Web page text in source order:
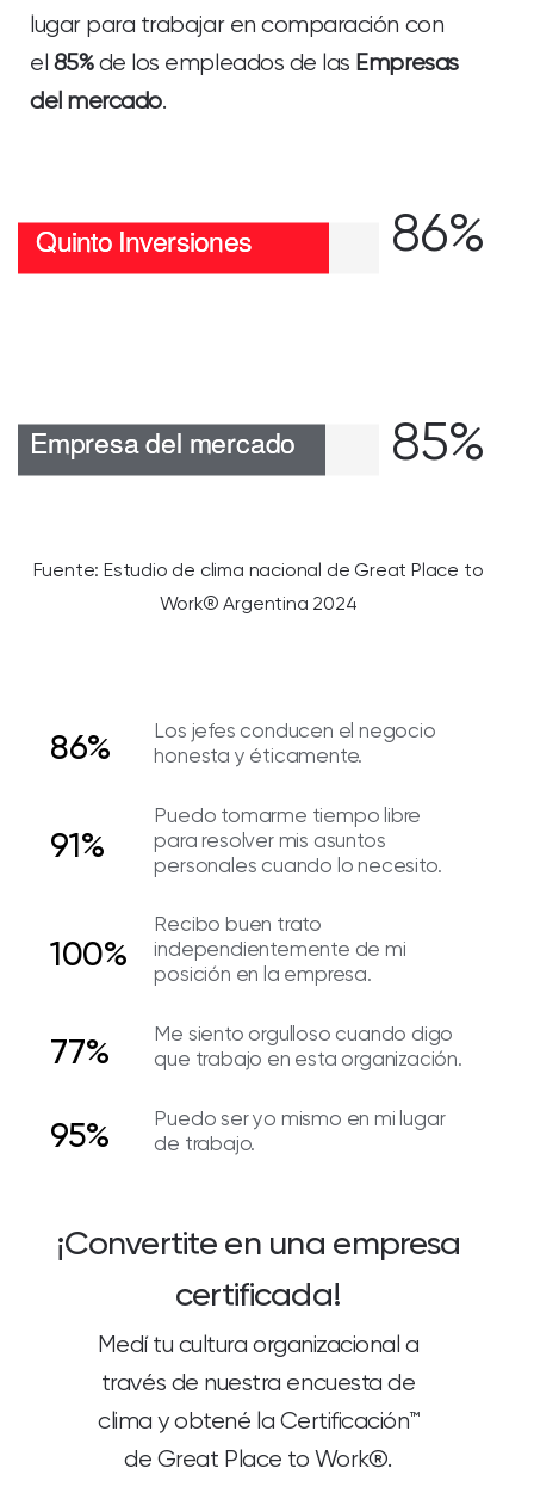
lugar para trabajar en comparación con
el 85%de los empleados de las Empresas
del mercado.
86%
85%
Fuente: Estudio de clima nacional de Great Place to
Work® Argentina 2024
86%
Los jefes conducen el negocio
honesta y éticamente.
91%
Puedo tomarme tiempo libre
para resolver mis asuntos
personales cuando lo necesito.
100%
Recibo buen trato
independientemente de mi
posición en la empresa.
77%
Me siento orgulloso cuando digo
que trabajo en esta organización.
95%
Puedo ser yo mismo en mi lugar
de trabajo.
¡Convertite en una empresa
certificada!
Medí tu cultura organizacional a
través de nuestra encuesta de
clima y obtené la Certificación™
de Great Place to Work®.